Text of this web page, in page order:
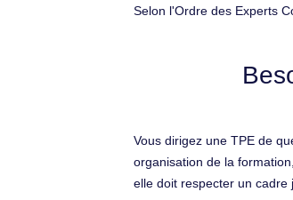
Selon l'Ordre des Experts
Vous dirigez une TPE de
organisation de la
elle doit respecter un cadre